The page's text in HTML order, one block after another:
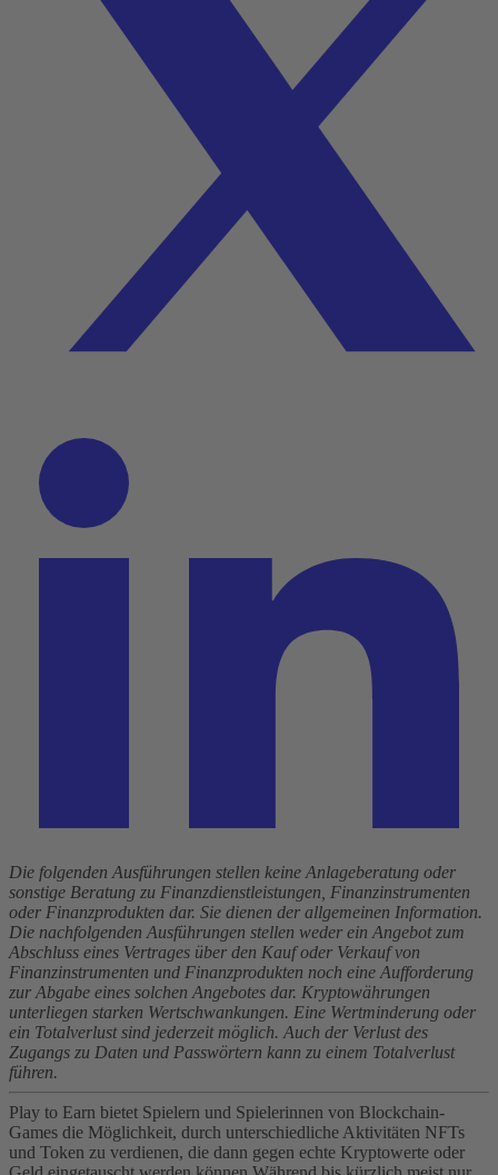
Die folgenden Ausführungen stellen keine Anlageberatung oder
sonstige Beratung zu Finanzdienstleistungen, Finanzinstrumenten
oder Finanzprodukten dar. Sie dienen der allgemeinen Information.
Die nachfolgenden Ausführungen stellen weder ein Angebot zum
Abschluss eines Vertrages über den Kauf oder Verkauf von
Finanzinstrumenten und Finanzprodukten noch eine Aufforderung
zur Abgabe eines solchen Angebotes dar. Kryptowährungen
unterliegen starken Wertschwankungen. Eine Wertminderung oder
ein Totalverlust sind jederzeit möglich. Auch der Verlust des
Zugangs zu Daten und Passwörtern kann zu einem Totalverlust
führen.
Play to Earn bietet Spielern und Spielerinnen von Blockchain-
Games die Möglichkeit, durch unterschiedliche Aktivitäten NFTs
und Token zu verdienen, die dann gegen echte Kryptowerte oder